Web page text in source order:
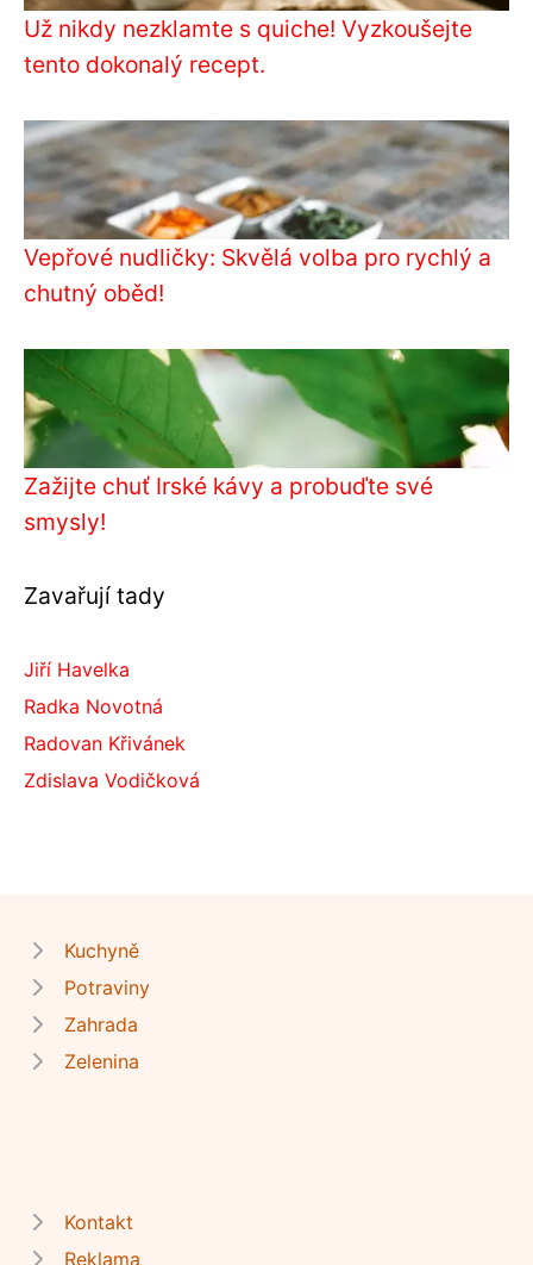
Už nikdy nezklamte s quiche! Vyzkoušejte
tento dokonalý recept.
Vepřové nudličky: Skvělá volba pro rychlý a
chutný oběd!
Zažijte chuť Irské kávy a probuďte své
smysly!
Zavařují tady
Jiří Havelka
Radka Novotná
Radovan Křivánek
Zdislava Vodičková
Kuchyně
Potraviny
Zahrada
Zelenina
Kontakt
Reklama